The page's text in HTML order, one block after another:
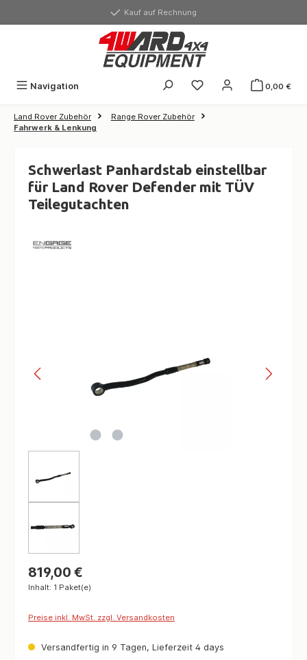
Kauf auf Rechnung
Navigation 0,00 €
Land Rover Zubehör
Range Rover Zubehör
Fahrwerk & Lenkung
Schwerlast Panhardstab einstellbar
für Land Rover Defender mit TÜV
Teilegutachten
819,00 €
Inhalt: 1 Paket(e)
Preise inkl. MwSt. zzgl. Versandkosten
Versandfertig in 9 Tagen, Lieferzeit 4 days